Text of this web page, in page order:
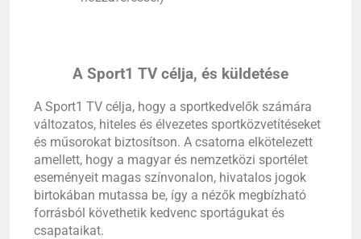
A Sport1 TV célja, és küldetése
A Sport1 TV célja, hogy a sportkedvelők számára
változatos, hiteles és élvezetes sportközvetítéseket
és műsorokat biztosítson. A csatorna elkötelezett
amellett, hogy a magyar és nemzetközi sportélet
eseményeit magas színvonalon, hivatalos jogok
birtokában mutassa be, így a nézők megbízható
forrásból követhetik kedvenc sportágukat és
csapataikat.